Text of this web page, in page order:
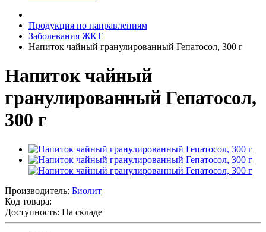
Продукция по направлениям
Заболевания ЖКТ
Напиток чайный гранулированный Гепатосол, 300 г
Напиток чайный
гранулированный Гепатосол,
300 г
Производитель: Биолит
Код товара:
Доступность: На складе